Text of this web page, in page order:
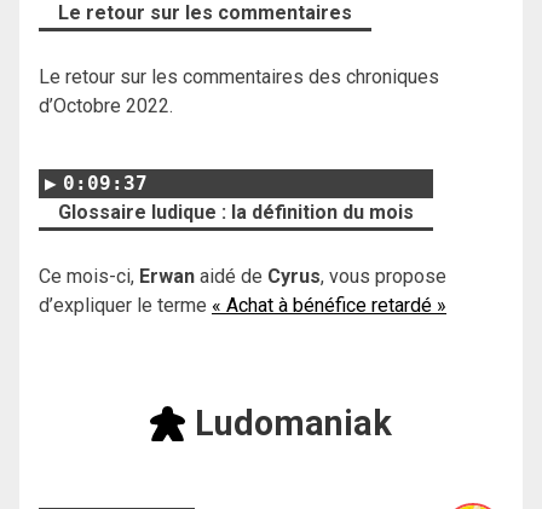
Le retour sur les commentaires
Le retour sur les commentaires des chroniques
d’Octobre 2022.
0:09:37
Glossaire ludique : la définition du mois
Ce mois-ci, Erwan aidé de Cyrus, vous propose
d’expliquer le terme « Achat à bénéfice retardé »
Ludomaniak